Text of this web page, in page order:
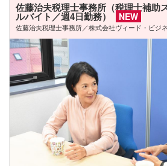
佐藤治夫税理士事務所（税理士補助
ルバイト／週4日勤務） NEW
佐藤治夫税理士事務所／株式会社ヴィード・ビジ